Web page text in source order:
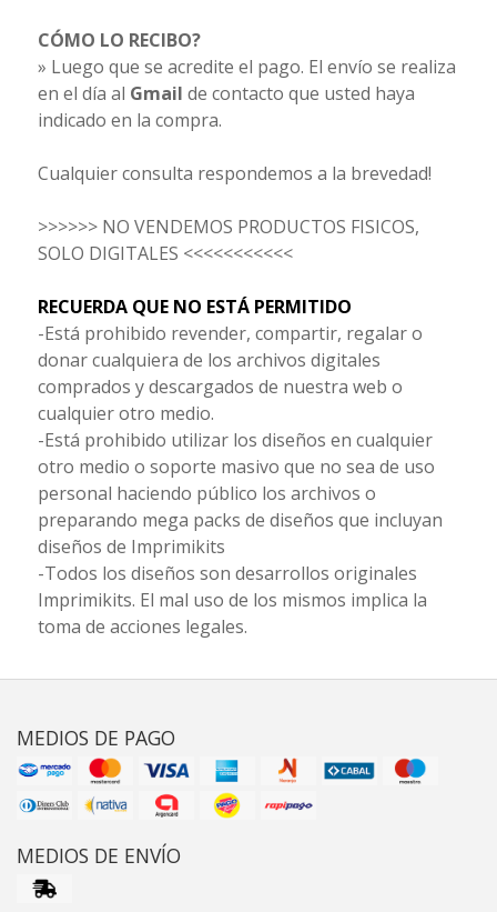
CÓMO LO RECIBO?
» Luego que se acredite el pago. El envío se realiza
en el día al Gmail de contacto que usted haya
indicado en la compra.
Cualquier consulta respondemos a la brevedad!
>>>>>> NO VENDEMOS PRODUCTOS FISICOS,
SOLO DIGITALES <<<<<<<<<<<
RECUERDA QUE NO ESTÁ PERMITIDO
-Está prohibido revender, compartir, regalar o
donar cualquiera de los archivos digitales
comprados y descargados de nuestra web o
cualquier otro medio.
-Está prohibido utilizar los diseños en cualquier
otro medio o soporte masivo que no sea de uso
personal haciendo público los archivos o
preparando mega packs de diseños que incluyan
diseños de Imprimikits
-Todos los diseños son desarrollos originales
Imprimikits. El mal uso de los mismos implica la
toma de acciones legales.
MEDIOS DE PAGO
MEDIOS DE ENVÍO